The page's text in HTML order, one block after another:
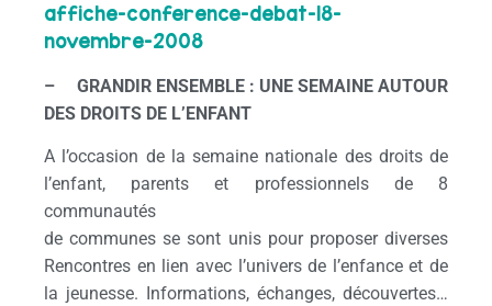
affiche-conference-debat-18-
novembre-2008
– GRANDIR ENSEMBLE : UNE SEMAINE AUTOUR
DES DROITS DE L’ENFANT
A l’occasion de la semaine nationale des droits de
l’enfant, parents et professionnels de 8
communautés
de communes se sont unis pour proposer diverses
Rencontres en lien avec l’univers de l’enfance et de
la jeunesse. Informations, échanges, découvertes…